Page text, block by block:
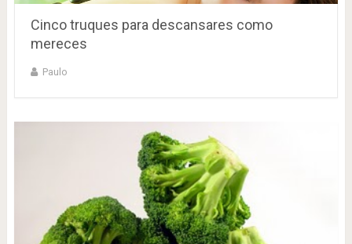
Cinco truques para descansares como
mereces
Paulo